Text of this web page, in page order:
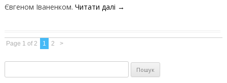
Євгеном Іваненком. Читати далі →
Page 1 of 2 1 2 >